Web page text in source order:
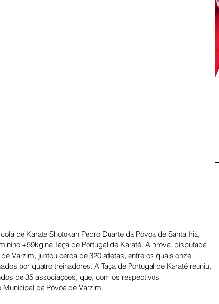
de Karate Shotokan Pedro Duarte da Póvoa de Santa Iria,
+59kg na Taça de Portugal de Karaté. A prova, disputada
Varzim, juntou cerca de 320 atletas, entre os quais onze
por quatro treinadores. A Taça de Portugal de Karaté reuniu,
de 35 associações, que, com os respectivos
da Póvoa de Varzim.